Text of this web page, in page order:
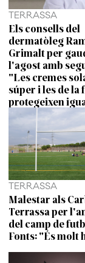
TERRASSA
Els consells del
dermatòleg
Grimalt per
l'agost amb
"Les cremes
súper i les de la
protegeixen
TERRASSA
Malestar als
Terrassa per
del camp de
Fonts: "És molt